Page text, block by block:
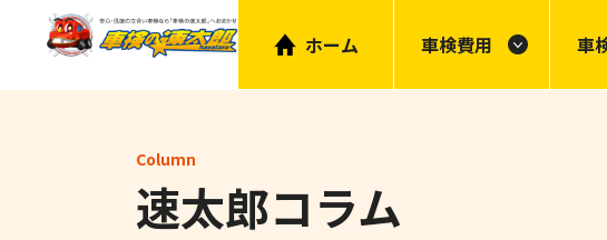
ホーム 車検費用 車
Column
速太郎コラム